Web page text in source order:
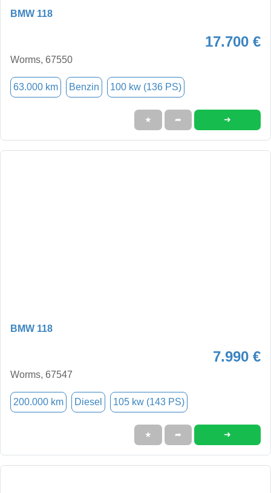
BMW 118
17.700 €
Worms, 67550
63.000 km Benzin 100 kw (136 PS)
★ ➦ ➜
BMW 118
7.990 €
Worms, 67547
200.000 km Diesel 105 kw (143 PS)
★ ➦ ➜